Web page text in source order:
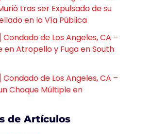
tras ser Expulsado de su
en la Vía Pública
de Los Angeles, CA –
en Atropello y Fuga en South
de Los Angeles, CA –
Choque Múltiple en
de Artículos